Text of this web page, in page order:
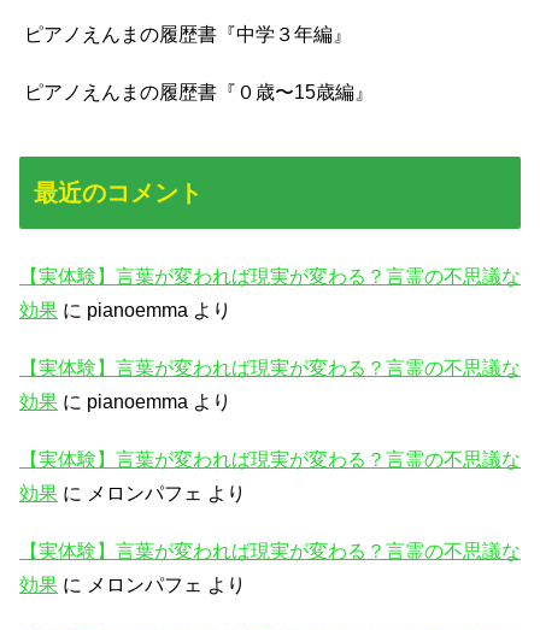
ピアノえんまの履歴書『中学３年編』
ピアノえんまの履歴書『０歳〜15歳編』
最近のコメント
【実体験】言葉が変われば現実が変わる？言霊の不思議な
効果 に pianoemma より
【実体験】言葉が変われば現実が変わる？言霊の不思議な
効果 に pianoemma より
【実体験】言葉が変われば現実が変わる？言霊の不思議な
効果 に メロンパフェ より
【実体験】言葉が変われば現実が変わる？言霊の不思議な
効果 に メロンパフェ より